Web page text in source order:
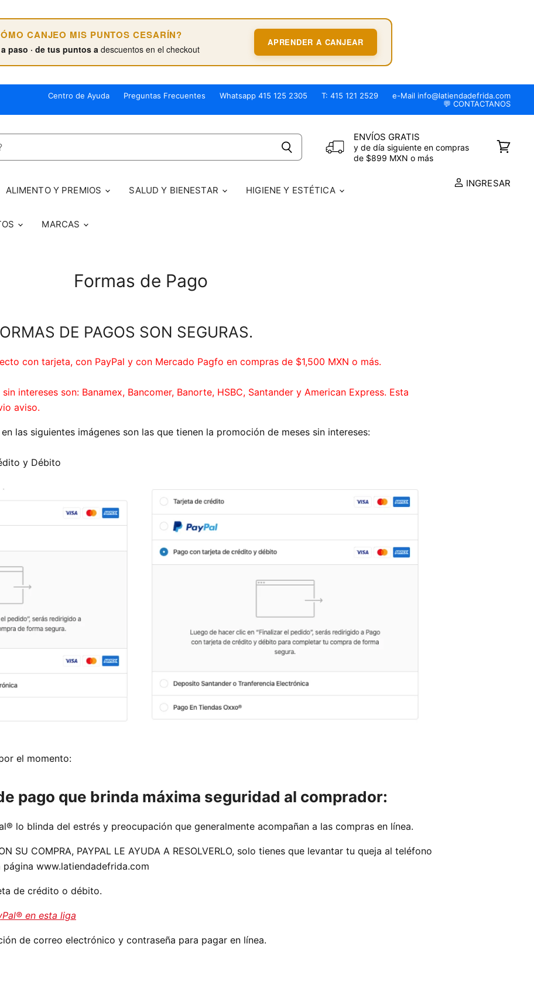
CANJEO MIS PUNTOS CESARÍN?
paso · de tus puntos adescuentos en el checkout
APRENDER A CANJEAR
Centro de Ayuda Preguntas Frecuentes Whatsapp 415 125 2305 T: 415 121 2529
e-Mail info@latiendadefrida.com
💬 CONTACTANOS
ENVÍOS GRATIS
y de día siguiente en compras
de $899 MXN o más
ALIMENTO Y PREMIOS SALUD Y BIENESTAR HIGIENE Y ESTÉTICA
MARCAS
INGRESAR
Formas de Pago
DE PAGOS SON SEGURAS.
con tarjeta, con PayPal y con Mercado Pagfo en compras de $1,500 MXN o más.
intereses son: Banamex, Bancomer, Banorte, HSBC, Santander y American Express. Esta
aviso.
las siguientes imágenes son las que tienen la promoción de meses sin intereses:
y Débito
el momento:
pago que brinda máxima seguridad al comprador:
lo blinda del estrés y preocupación que generalmente acompañan a las compras en línea.
SU COMPRA, PAYPAL LE AYUDA A RESOLVERLO, solo tienes que levantar tu queja al teléfono
www.latiendadefrida.com
de crédito o débito.
en esta liga
de correo electrónico y contraseña para pagar en línea.